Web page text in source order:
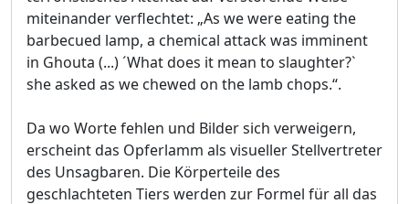
miteinander verflechtet: „As we were eating the
barbecued lamp, a chemical attack was imminent
in Ghouta (...) ´What does it mean to slaughter?`
she asked as we chewed on the lamb chops.“.
Da wo Worte fehlen und Bilder sich verweigern,
erscheint das Opferlamm als visueller Stellvertreter
des Unsagbaren. Die Körperteile des
geschlachteten Tiers werden zur Formel für all das